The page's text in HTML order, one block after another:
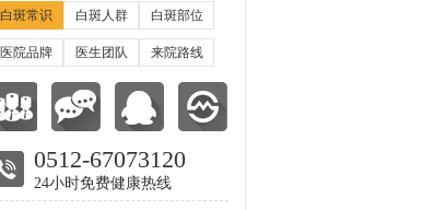
白斑常识 白斑人群 白斑部位
医院品牌 医生团队 来院路线
0512-67073120
24小时免费健康热线